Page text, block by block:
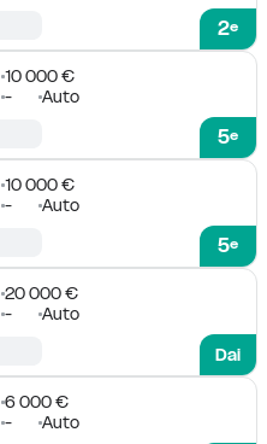
2e
10 000 €
- Auto
5e
10 000 €
- Auto
5e
20 000 €
-
Auto
Dai
6 000 €
-
Auto